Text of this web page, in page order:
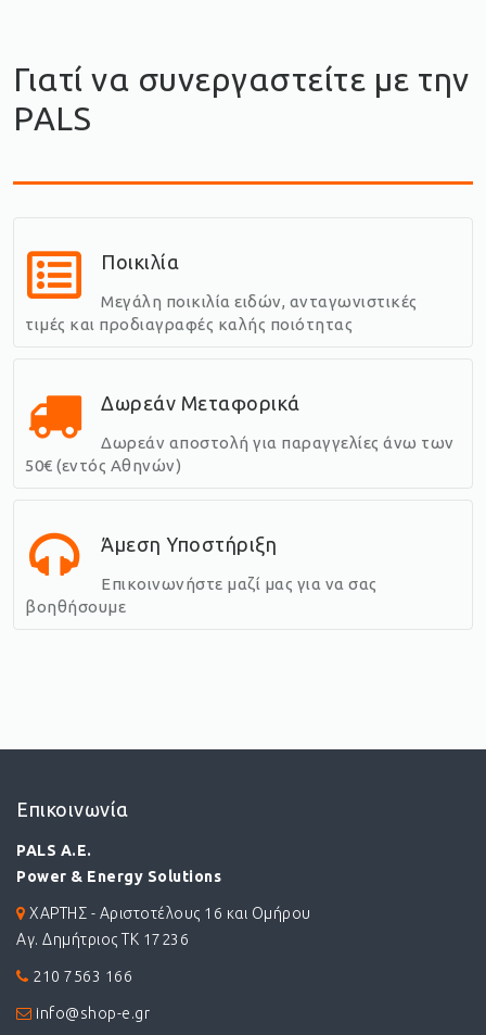
Γιατί να συνεργαστείτε με την
PALS
Ποικιλία
Μεγάλη ποικιλία ειδών, ανταγωνιστικές
τιμές και προδιαγραφές καλής ποιότητας
Δωρεάν Μεταφορικά
Δωρεάν αποστολή για παραγγελίες άνω των
50€ (εντός Αθηνών)
Άμεση Υποστήριξη
Επικοινωνήστε μαζί μας για να σας
βοηθήσουμε
Επικοινωνία
PALS A.E.
Power & Energy Solutions
ΧΑΡΤΗΣ - Αριστοτέλους 16 και Ομήρου
Αγ. Δημήτριος ΤΚ 17236
210 7563 166
info@shop-e.gr